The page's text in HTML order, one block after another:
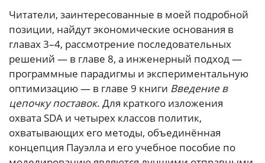
Читатели, заинтересованные в моей подробной
позиции, найдут экономические основания в
главах 3–4, рассмотрение последовательных
решений — в главе 8, а инженерный подход —
программные парадигмы и экспериментальную
оптимизацию — в главе 9 книги Введение в
цепочку поставок. Для краткого изложения
охвата SDA и четырех классов политик,
охватывающих его методы, объединённая
концепция Пауэлла и его учебное пособие по